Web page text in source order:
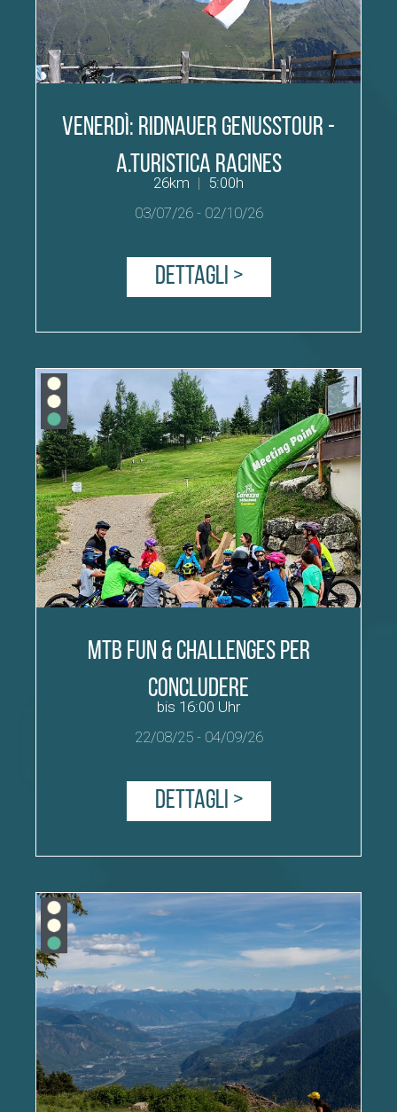
VENERDÌ: Ridnauer Genusstour -
A.Turistica RACINES
26km | 5:00h
03/07/26- 02/10/26
Dettagli >
MTB Fun & Challenges per
concludere
bis 16:00 Uhr
22/08/25- 04/09/26
Dettagli >